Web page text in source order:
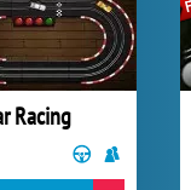
Racing